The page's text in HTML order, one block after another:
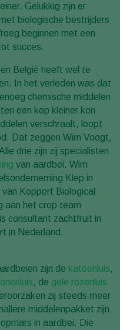
Gelukkig zijn er
biologische bestrijders
beginnen met een
succes.
België heeft wel te
In het verleden was dat
chemische middelen
een kop kleiner kon
verschraalt, loopt
Dat zeggen Wim Voogt,
drie zijn zij specialisten
van aardbei. Wim
Klep in
Koppert Biological
aan het crop team
consultant zachtfruit in
in Nederland.
zijn de katoenluis,
, de gele rozenluis
zij steeds meer
middelenpakket zijn
in aardbei. Die